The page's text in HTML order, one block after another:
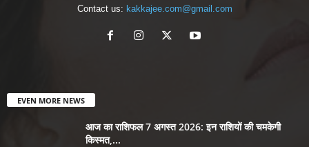
Contact us: kakkajee.com@gmail.com
EVEN MORE NEWS
आज का राशिफल 7 अगस्त 2026: इन राशियों की चमकेगी
किस्मत,...